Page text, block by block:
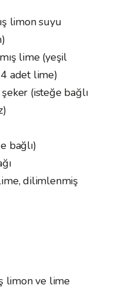
limon suyu
lime (yeşil
adet lime)
(isteğe bağlı
bağlı)
dilimlenmiş
limon ve lime